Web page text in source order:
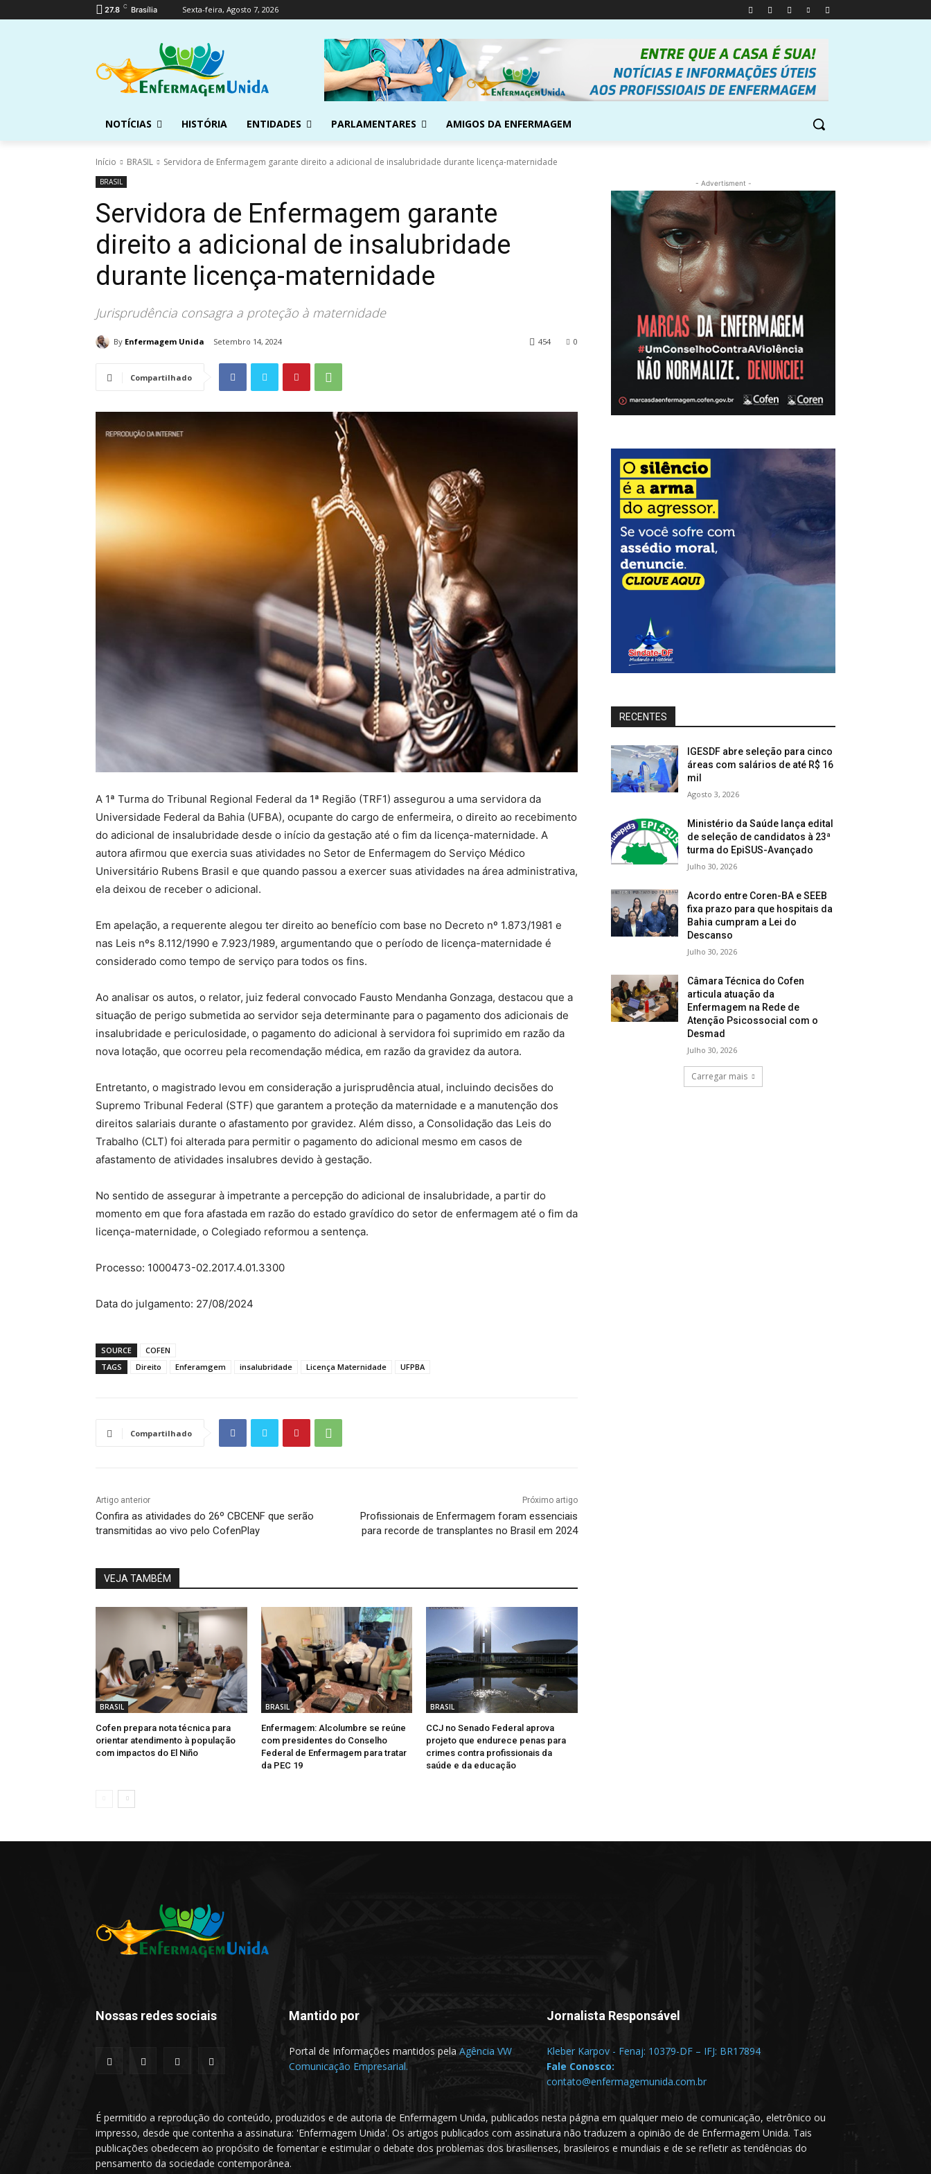
27.8 C Brasília Sexta-feira, Agosto 7, 2026
NOTÍCIAS HISTÓRIA ENTIDADES PARLAMENTARES AMIGOS DA ENFERMAGEM
Início BRASIL Servidora de Enfermagem garante direito a adicional de insalubridade durante licença-maternidade
BRASIL
Servidora de Enfermagem garante
direito a adicional de insalubridade
durante licença-maternidade
Jurisprudência consagra a proteção à maternidade
By Enfermagem Unida Setembro 14, 2024 0
454
Compartilhado
A 1ª Turma do Tribunal Regional Federal da 1ª Região (TRF1) assegurou a uma servidora da
Universidade Federal da Bahia (UFBA), ocupante do cargo de enfermeira, o direito ao recebimento
do adicional de insalubridade desde o início da gestação até o fim da licença-maternidade. A
autora afirmou que exercia suas atividades no Setor de Enfermagem do Serviço Médico
Universitário Rubens Brasil e que quando passou a exercer suas atividades na área administrativa,
ela deixou de receber o adicional.
Em apelação, a requerente alegou ter direito ao benefício com base no Decreto nº 1.873/1981 e
nas Leis nºs 8.112/1990 e 7.923/1989, argumentando que o período de licença-maternidade é
considerado como tempo de serviço para todos os fins.
Ao analisar os autos, o relator, juiz federal convocado Fausto Mendanha Gonzaga, destacou que a
situação de perigo submetida ao servidor seja determinante para o pagamento dos adicionais de
insalubridade e periculosidade, o pagamento do adicional à servidora foi suprimido em razão da
nova lotação, que ocorreu pela recomendação médica, em razão da gravidez da autora.
Entretanto, o magistrado levou em consideração a jurisprudência atual, incluindo decisões do
Supremo Tribunal Federal (STF) que garantem a proteção da maternidade e a manutenção dos
direitos salariais durante o afastamento por gravidez. Além disso, a Consolidação das Leis do
Trabalho (CLT) foi alterada para permitir o pagamento do adicional mesmo em casos de
afastamento de atividades insalubres devido à gestação.
No sentido de assegurar à impetrante a percepção do adicional de insalubridade, a partir do
momento em que fora afastada em razão do estado gravídico do setor de enfermagem até o fim da
licença-maternidade, o Colegiado reformou a sentença.
Processo: 1000473-02.2017.4.01.3300
Data do julgamento: 27/08/2024
SOURCE
COFEN
TAGS
Direito Enferamgem insalubridade Licença Maternidade UFPBA
Compartilhado
Artigo anterior
Confira as atividades do 26º CBCENF que serão
transmitidas ao vivo pelo CofenPlay
Próximo artigo
Profissionais de Enfermagem foram essenciais
para recorde de transplantes no Brasil em 2024
VEJA TAMBÉM
BRASIL
Cofen prepara nota técnica para
orientar atendimento à população
com impactos do El Niño
BRASIL
Enfermagem: Alcolumbre se reúne
com presidentes do Conselho
Federal de Enfermagem para tratar
da PEC 19
BRASIL
CCJ no Senado Federal aprova
projeto que endurece penas para
crimes contra profissionais da
saúde e da educação
- Advertisment -
RECENTES
IGESDF abre seleção para cinco
áreas com salários de até R$ 16
mil
Agosto 3, 2026
Ministério da Saúde lança edital
de seleção de candidatos à 23ª
turma do EpiSUS-Avançado
Julho 30, 2026
Acordo entre Coren-BA e SEEB
fixa prazo para que hospitais da
Bahia cumpram a Lei do
Descanso
Julho 30, 2026
Câmara Técnica do Cofen
articula atuação da
Enfermagem na Rede de
Atenção Psicossocial com o
Desmad
Julho 30, 2026
Carregar mais
Nossas redes sociais Mantido por
Portal de Informações mantidos pela Agência VW
Comunicação Empresarial.
Jornalista Responsável
Kleber Karpov - Fenaj: 10379-DF – IFJ: BR17894
Fale Conosco:
contato@enfermagemunida.com.br
É permitido a reprodução do conteúdo, produzidos e de autoria de Enfermagem Unida, publicados nesta página em qualquer meio de comunicação, eletrônico ou
impresso, desde que contenha a assinatura: 'Enfermagem Unida'. Os artigos publicados com assinatura não traduzem a opinião de de Enfermagem Unida. Tais
publicações obedecem ao propósito de fomentar e estimular o debate dos problemas dos brasilienses, brasileiros e mundiais e de se refletir as tendências do
pensamento da sociedade contemporânea.